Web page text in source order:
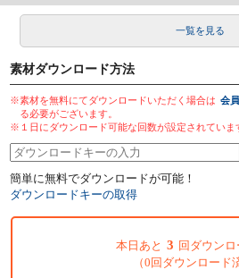
一覧を見る
素材ダウンロード方法
※素材を無料にてダウンロードいただく場合は 会
る必要がございます。
※１日にダウンロード可能な回数が設定されていま
簡単に無料でダウンロードが可能！
ダウンロードキーの取得
本日あと 3 回ダウン
（0回ダウンロード